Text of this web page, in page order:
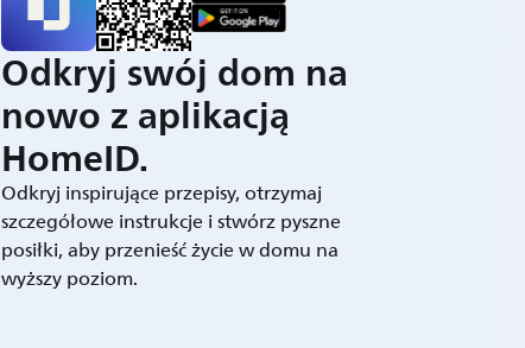
Odkryj swój dom na
nowo z aplikacją
HomeID.
Odkryj inspirujące przepisy, otrzymaj
szczegółowe instrukcje i stwórz pyszne
posiłki, aby przenieść życie w domu na
wyższy poziom.